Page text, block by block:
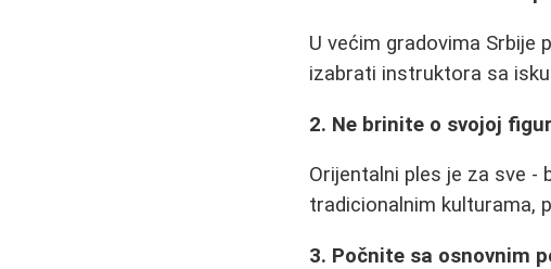
U većim gradovima Srbije
izabrati instruktora sa
2. Ne brinite o svojoj
Orijentalni ples je za sve -
tradicionalnim kulturama,
3. Počnite sa osnovnim